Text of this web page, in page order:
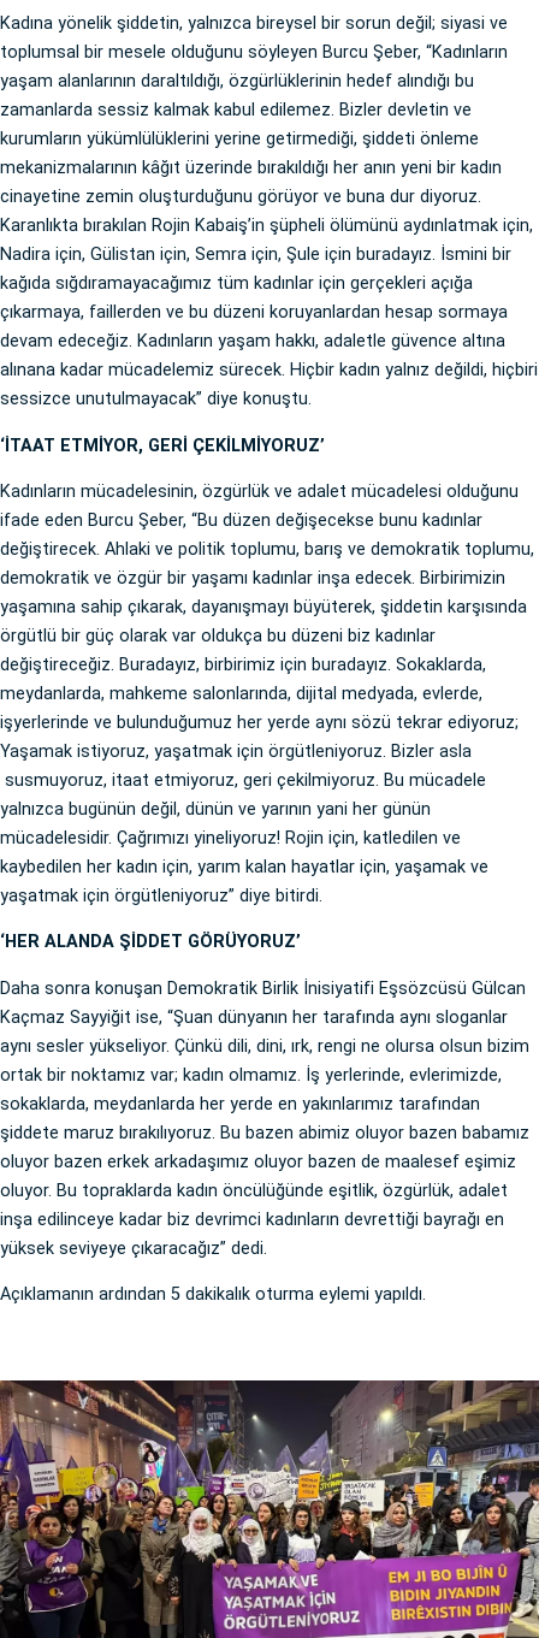
Kadına yönelik şiddetin, yalnızca bireysel bir sorun değil; siyasi ve
toplumsal bir mesele olduğunu söyleyen Burcu Şeber, “Kadınların
yaşam alanlarının daraltıldığı, özgürlüklerinin hedef alındığı bu
zamanlarda sessiz kalmak kabul edilemez. Bizler devletin ve
kurumların yükümlülüklerini yerine getirmediği, şiddeti önleme
mekanizmalarının kâğıt üzerinde bırakıldığı her anın yeni bir kadın
cinayetine zemin oluşturduğunu görüyor ve buna dur diyoruz.
Karanlıkta bırakılan Rojin Kabaiş’in şüpheli ölümünü aydınlatmak için,
Nadira için, Gülistan için, Semra için, Şule için buradayız. İsmini bir
kağıda sığdıramayacağımız tüm kadınlar için gerçekleri açığa
çıkarmaya, faillerden ve bu düzeni koruyanlardan hesap sormaya
devam edeceğiz. Kadınların yaşam hakkı, adaletle güvence altına
alınana kadar mücadelemiz sürecek. Hiçbir kadın yalnız değildi, hiçbiri
sessizce unutulmayacak” diye konuştu.
‘İTAAT ETMİYOR, GERİ ÇEKİLMİYORUZ’
Kadınların mücadelesinin, özgürlük ve adalet mücadelesi olduğunu
ifade eden Burcu Şeber, “Bu düzen değişecekse bunu kadınlar
değiştirecek. Ahlaki ve politik toplumu, barış ve demokratik toplumu,
demokratik ve özgür bir yaşamı kadınlar inşa edecek. Birbirimizin
yaşamına sahip çıkarak, dayanışmayı büyüterek, şiddetin karşısında
örgütlü bir güç olarak var oldukça bu düzeni biz kadınlar
değiştireceğiz. Buradayız, birbirimiz için buradayız. Sokaklarda,
meydanlarda, mahkeme salonlarında, dijital medyada, evlerde,
işyerlerinde ve bulunduğumuz her yerde aynı sözü tekrar ediyoruz;
Yaşamak istiyoruz, yaşatmak için örgütleniyoruz. Bizler asla
susmuyoruz, itaat etmiyoruz, geri çekilmiyoruz. Bu mücadele
yalnızca bugünün değil, dünün ve yarının yani her günün
mücadelesidir. Çağrımızı yineliyoruz! Rojin için, katledilen ve
kaybedilen her kadın için, yarım kalan hayatlar için, yaşamak ve
yaşatmak için örgütleniyoruz” diye bitirdi.
‘HER ALANDA ŞİDDET GÖRÜYORUZ’
Daha sonra konuşan Demokratik Birlik İnisiyatifi Eşsözcüsü Gülcan
Kaçmaz Sayyiğit ise, “Şuan dünyanın her tarafında aynı sloganlar
aynı sesler yükseliyor. Çünkü dili, dini, ırk, rengi ne olursa olsun bizim
ortak bir noktamız var; kadın olmamız. İş yerlerinde, evlerimizde,
sokaklarda, meydanlarda her yerde en yakınlarımız tarafından
şiddete maruz bırakılıyoruz. Bu bazen abimiz oluyor bazen babamız
oluyor bazen erkek arkadaşımız oluyor bazen de maalesef eşimiz
oluyor. Bu topraklarda kadın öncülüğünde eşitlik, özgürlük, adalet
inşa edilinceye kadar biz devrimci kadınların devrettiği bayrağı en
yüksek seviyeye çıkaracağız” dedi.
Açıklamanın ardından 5 dakikalık oturma eylemi yapıldı.